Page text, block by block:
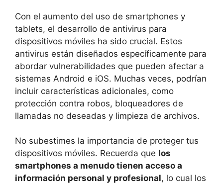
Con​ el aumento del uso de smartphones⁢ y
tablets, el desarrollo de ⁢antivirus para
dispositivos móviles ha sido crucial.​ Estos
antivirus están diseñados‌ específicamente ‌para⁤
abordar vulnerabilidades⁤ que pueden afectar a⁣
sistemas Android e iOS. Muchas veces, podrían
incluir ⁣características adicionales, como‍
protección contra robos, bloqueadores de
llamadas‌ no deseadas y limpieza ⁣de‌ archivos.
No ⁢subestimes la‌ importancia​ de proteger tus ​
dispositivos⁤ móviles. ‍Recuerda que los
smartphones ⁢a⁤ menudo ‌tienen​ acceso a⁣
información​ personal y profesional, ⁣lo‍ cual los